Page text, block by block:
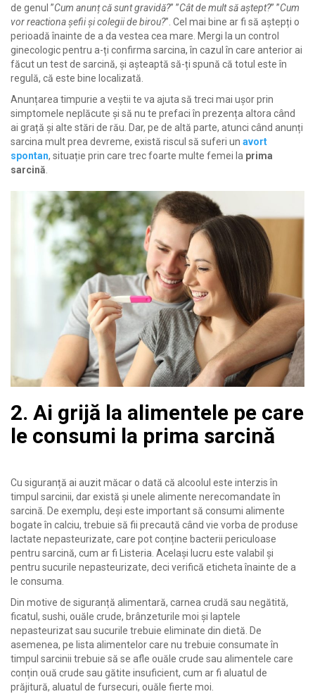
de genul ”Cum anunț că sunt gravidă?” ”Cât de mult să aștept?” ”Cum
vor reactiona șefii și colegii de birou?”. Cel mai bine ar fi să aștepți o
perioadă înainte de a da vestea cea mare. Mergi la un control
ginecologic pentru a-ți confirma sarcina, în cazul în care anterior ai
făcut un test de sarcină, și așteaptă să-ți spună că totul este în
regulă, că este bine localizată.
Anunțarea timpurie a veștii te va ajuta să treci mai ușor prin
simptomele neplăcute și să nu te prefaci în prezența altora când
ai grață și alte stări de rău. Dar, pe de altă parte, atunci când anunți
sarcina mult prea devreme, există riscul să suferi un avort
spontan, situație prin care trec foarte multe femei la prima
sarcină
2. Ai grijă la alimentele pe care
le consumi la prima sarcină
Cu siguranță ai auzit măcar o dată că alcoolul este interzis în
timpul sarcinii, dar există și unele alimente nerecomandate în
sarcină. De exemplu, deși este important să consumi alimente
bogate în calciu, trebuie să fii precaută când vie vorba de produse
lactate nepasteurizate, care pot conține bacterii periculoase
pentru sarcină, cum ar fi Listeria. Același lucru este valabil și
pentru sucurile nepasteurizate, deci verifică eticheta înainte de a
le consuma.
Din motive de siguranță alimentară, carnea crudă sau negătită,
ficatul, sushi, ouăle crude, brânzeturile moi și laptele
nepasteurizat sau sucurile trebuie eliminate din dietă. De
asemenea, pe lista alimentelor care nu trebuie consumate în
timpul sarcinii trebuie să se afle ouăle crude sau alimentele care
conțin ouă crude sau gătite insuficient, cum ar fi aluatul de
prăjitură, aluatul de fursecuri, ouăle fierte moi.